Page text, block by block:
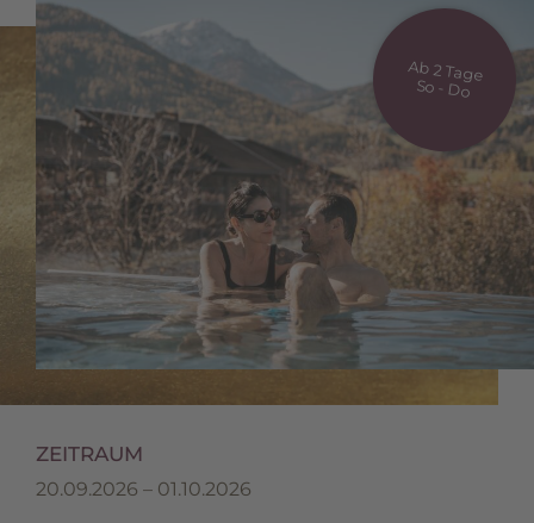
Ab 2 Tage
So - Do
ZEITRAUM
20.09.2026 – 01.10.2026